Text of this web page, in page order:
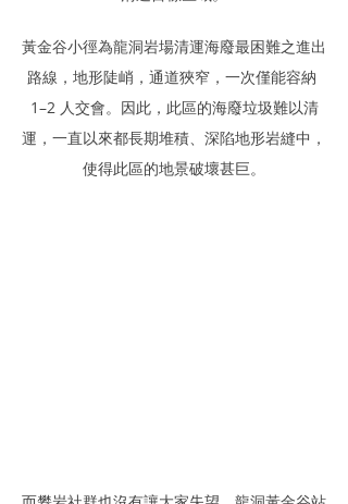
黃金谷小徑為龍洞岩場清運海廢最困難之進出
路線，地形陡峭，通道狹窄，一次僅能容納
1–2 人交會。因此，此區的海廢垃圾難以清
運，一直以來都長期堆積、深陷地形岩縫中，
使得此區的地景破壞甚巨。